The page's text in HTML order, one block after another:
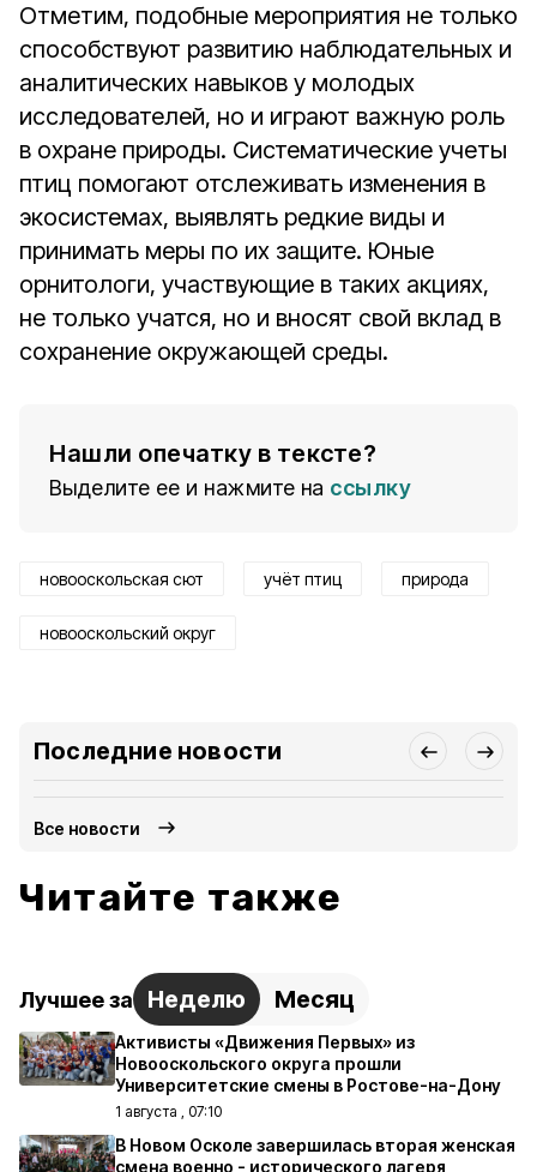
Отметим, подобные мероприятия не только
способствуют развитию наблюдательных и
аналитических навыков у молодых
исследователей, но и играют важную роль
в охране природы. Систематические учеты
птиц помогают отслеживать изменения в
экосистемах, выявлять редкие виды и
принимать меры по их защите. Юные
орнитологи, участвующие в таких акциях,
не только учатся, но и вносят свой вклад в
сохранение окружающей среды.
Нашли опечатку в тексте?
Выделите ее и нажмите на ссылку
новооскольская сют учёт птиц природа
новооскольский округ
Последние новости
Все новости
Читайте также
Лучшее за Неделю Месяц
Активисты «Движения Первых» из
Новооскольского округа прошли
Университетские смены в Ростове-на-Дону
1 августа , 07:10
В Новом Осколе завершилась вторая женская
смена военно - исторического лагеря